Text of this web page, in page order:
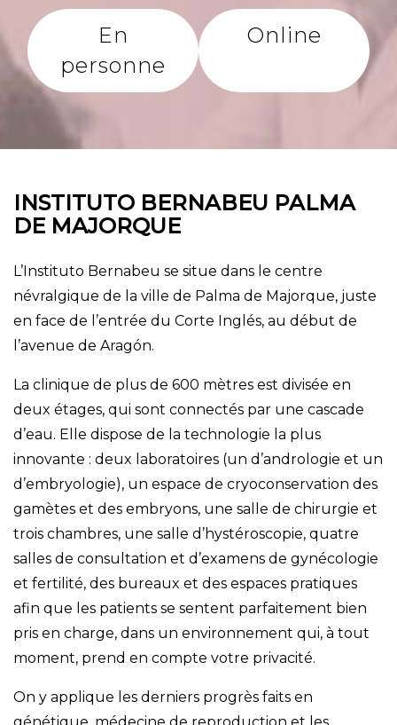
En
personne
Online
INSTITUTO BERNABEU PALMA
DE MAJORQUE
L’Instituto Bernabeu se situe dans le centre
névralgique de la ville de Palma de Majorque, juste
en face de l’entrée du Corte Inglés, au début de
l’avenue de Aragón.
La clinique de plus de 600 mètres est divisée en
deux étages, qui sont connectés par une cascade
d’eau. Elle dispose de la technologie la plus
innovante : deux laboratoires (un d’andrologie et un
d’embryologie), un espace de cryoconservation des
gamètes et des embryons, une salle de chirurgie et
trois chambres, une salle d’hystéroscopie, quatre
salles de consultation et d’examens de gynécologie
et fertilité, des bureaux et des espaces pratiques
afin que les patients se sentent parfaitement bien
pris en charge, dans un environnement qui, à tout
moment, prend en compte votre privacité.
On y applique les derniers progrès faits en